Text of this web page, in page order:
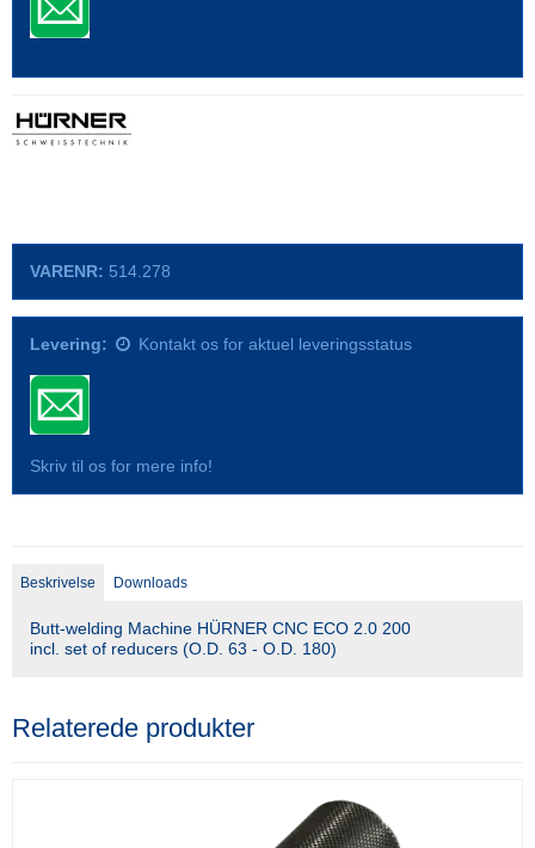
VARENR: 514.278
Levering: Kontakt os for aktuel leveringsstatus
Skriv til os for mere info!
Beskrivelse Downloads
Butt-welding Machine HÜRNER CNC ECO 2.0 200
incl. set of reducers (O.D. 63 - O.D. 180)
Relaterede produkter